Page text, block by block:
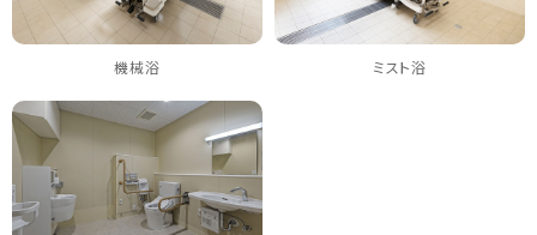
機械浴 ミスト浴